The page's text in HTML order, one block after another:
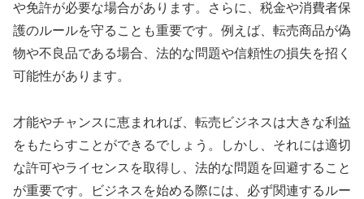
や免許が必要な場合があります。さらに、税金や消費者保
護のルールを守ることも重要です。例えば、転売商品が偽
物や不良品である場合、法的な問題や信頼性の損失を招く
可能性があります。
才能やチャンスに恵まれれば、転売ビジネスは大きな利益
をもたらすことができるでしょう。しかし、それには適切
な許可やライセンスを取得し、法的な問題を回避すること
が重要です。ビジネスを始める際には、必ず関連するルー